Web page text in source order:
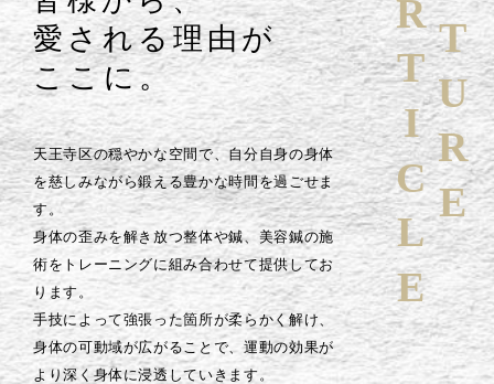
愛される理由が
ここに。
天王寺区の穏やかな空間で、自分自身の身体
を慈しみながら鍛える豊かな時間を過ごせま
す。
身体の歪みを解き放つ整体や鍼、美容鍼の施
術をトレーニングに組み合わせて提供してお
ります。
手技によって強張った箇所が柔らかく解け、
身体の可動域が広がることで、運動の効果が
より深く身体に浸透していきます。
ARTICLE